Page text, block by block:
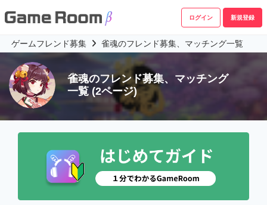
ログイン 新規登録
ゲームフレンド募集 雀魂のフレンド募集、マッチング一覧
雀魂のフレンド募集、マッチング
一覧 (2ページ)